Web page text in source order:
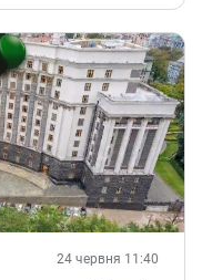
24 червня 11:40